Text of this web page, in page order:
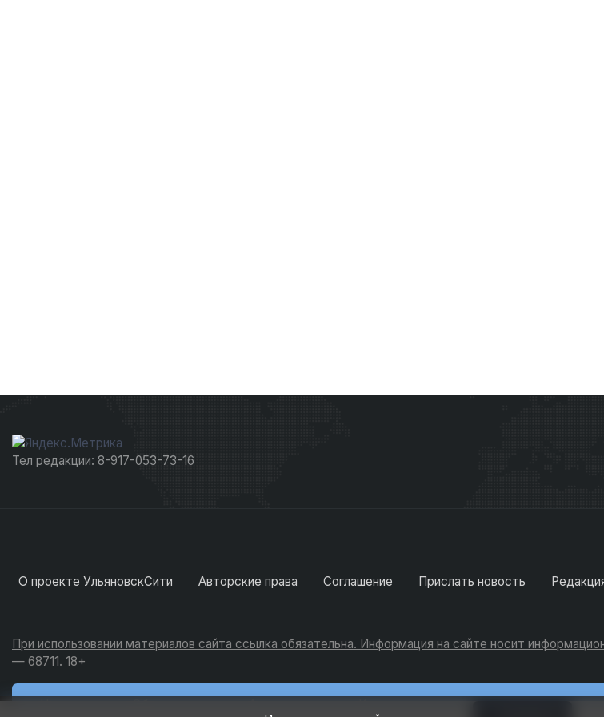
Тел редакции: 8-917-053-73-16
О проекте УльяновскСити Авторские права Соглашение Прислать новость
При использовании материалов сайта ссылка обязательна. Информация на сайте носит
— 68711. 18+